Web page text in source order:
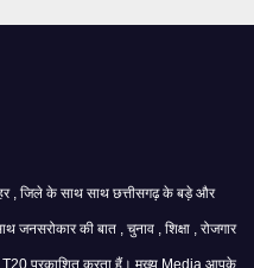
, जिले के साथ साथ छत्तीसगढ़ के बड़े और
की बात , चुनाव , शिक्षा , रोजगार
T20 प्रकाशित करता हैं। मुख्य Media आपके